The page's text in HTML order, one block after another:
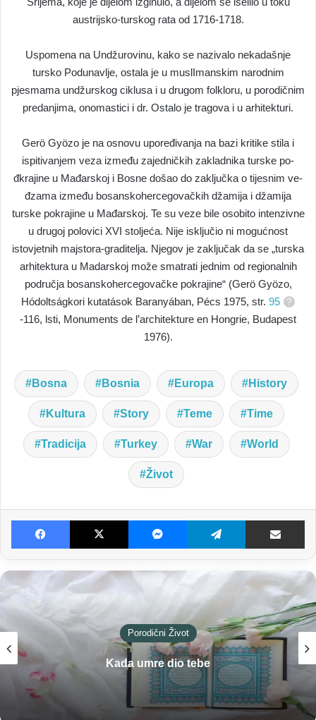
austrijsko-turskog rata od 1716-1718.
Uspomena na Undžurovinu, kako se nazivalo nekadašnje
tursko Podunavlje, ostala je u muslImanskim narodnim
pjesmama undžurskog ciklusa i u drugom folkloru, u porodičnim
predanjima, onomastici i dr. Ostalo je tragova i u arhitekturi.
Gerö Gyözo je na osnovu upoređivanja na bazi kritike stila i
ispitivanjem veza između zajedničkih zakladnika turske po-
đkrajine u Mađarskoj i Bosne došao do zaključka o tijesnim ve-
đzama između bosanskohercegovačkih džamija i džamija
turske pokrajine u Mađarskoj. Te su veze bile osobito intenzivne
u drugoj polovici XVI stoljeća. Nije isključio ni mogućnost
istovjetnih majstora-graditelja. Njegov je zaključak da se „turska
arhitektura u Madarskoj može smatrati jednim od regionalnih
područja bosanskohercegovačke pokrajine“ (Gerö Gyözo,
Hódoltságkori kutatások Baranyában, Pécs 1975, str. 95
-116, lsti, Monuments de l’architekture en Hongrie, Budapest
1976).
Bosna Bosnia Europa History
Kultura Story Teme Time
Tradicija Turkey War World
Život
Facebook X Messenger Telegram
Historijske Teme
Ruski genocid na Kavkazu